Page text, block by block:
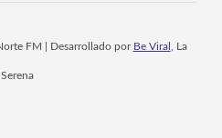
FM | Desarrollado por Be Viral , La
Serena